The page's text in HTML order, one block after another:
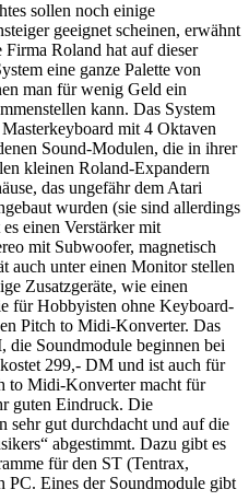
sollen noch einige
geeignet scheinen, erwähnt
Firma Roland hat auf dieser
eine ganze Palette von
man für wenig Geld ein
kann. Das System
mit 4 Oktaven
Sound-Modulen, die in ihrer
kleinen Roland-Expandern
das ungefähr dem Atari
wurden (sie sind allerdings
einen Verstärker mit
mit Subwoofer, magnetisch
auch unter einen Monitor stellen
Zusatzgeräte, wie einen
für Hobbyisten ohne Keyboard-
Pitch to Midi-Konverter. Das
Soundmodule beginnen bei
299,- DM und ist auch für
to Midi-Konverter macht für
guten Eindruck. Die
sehr gut durchdacht und auf die
abgestimmt. Dazu gibt es
für den ST (Tentrax,
PC. Eines der Soundmodule gibt